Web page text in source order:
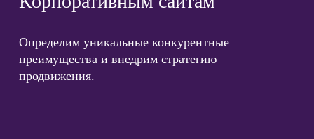
Определим уникальные конкурентные
преимущества и внедрим стратегию
продвижения.